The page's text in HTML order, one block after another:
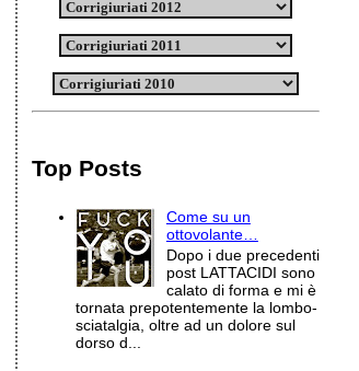
Top Posts
Come su un
ottovolante…
Dopo i due precedenti
post LATTACIDI sono
calato di forma e mi è
tornata prepotentemente la lombo-
sciatalgia, oltre ad un dolore sul
dorso d...